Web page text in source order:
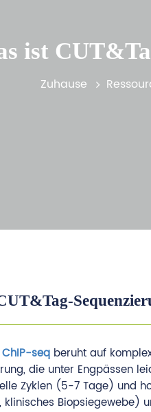
ist
Zuhause
ChIP-seq beruht auf
die unter Engpässen
Zyklen (5-7 Tage) und
klinisches Biopsiegewebe)